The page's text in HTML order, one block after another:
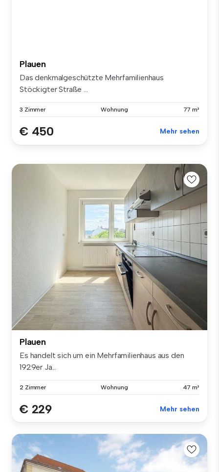
Plauen
Das denkmalgeschützte Mehrfamilienhaus
Stöckigter Straße ...
3 Zimmer Wohnung 77 m²
€ 450 Mehr sehen
Plauen
Es handelt sich um ein Mehrfamilienhaus aus den
1929er Ja...
2 Zimmer Wohnung 47 m²
€ 229 Mehr sehen